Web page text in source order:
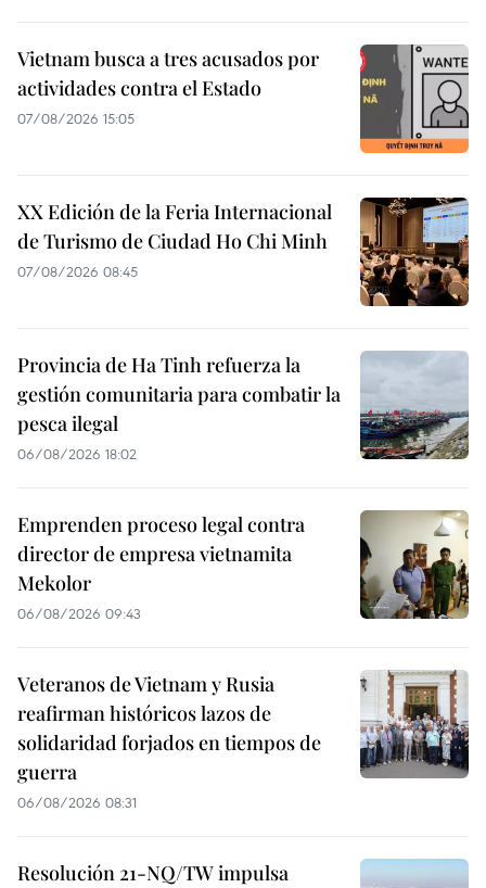
Vietnam busca a tres acusados por
actividades contra el Estado
07/08/2026 15:05
XX Edición de la Feria Internacional
de Turismo de Ciudad Ho Chi Minh
07/08/2026 08:45
Provincia de Ha Tinh refuerza la
gestión comunitaria para combatir la
pesca ilegal
06/08/2026 18:02
Emprenden proceso legal contra
director de empresa vietnamita
Mekolor
06/08/2026 09:43
Veteranos de Vietnam y Rusia
reafirman históricos lazos de
solidaridad forjados en tiempos de
guerra
06/08/2026 08:31
Resolución 21-NQ/TW impulsa